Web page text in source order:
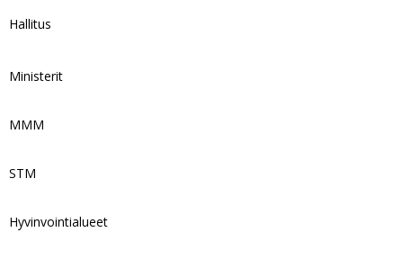
Hallitus
Ministerit
MMM
STM
Hyvinvointialueet